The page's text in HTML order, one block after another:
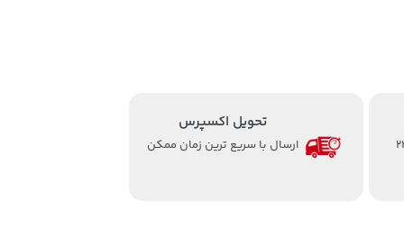
8 الی 24
تحویل اکسپرس
ارسال با سریع ترین زمان ممکن